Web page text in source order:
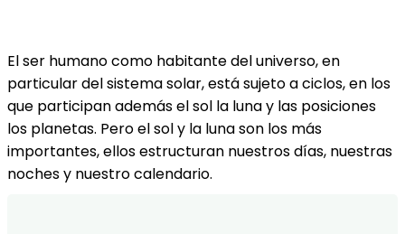
El ser humano como habitante del universo, en
particular del sistema solar, está sujeto a ciclos, en los
que participan además el sol la luna y las posiciones
los planetas. Pero el sol y la luna son los más
importantes, ellos estructuran nuestros días, nuestras
noches y nuestro calendario.